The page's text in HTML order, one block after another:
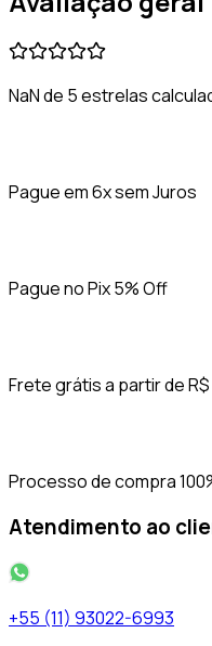
NaN de 5 estrelas
Pague em 6x sem Juros
Pague no Pix 5% Off
Frete grátis a partir de
Processo de compra
Atendimento ao
+55 (11) 93022-6993